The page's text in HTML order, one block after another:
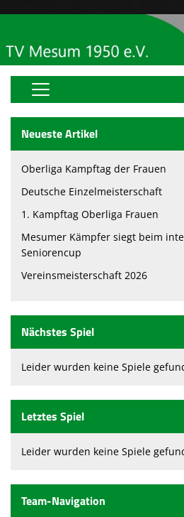
Home
OGS
Vereinsjugend
Über uns
Videos
Neueste Artikel
Oberliga Kampftag der Frauen
Deutsche Einzelmeisterschaft
1. Kampftag Oberliga Frauen
Mesumer Kämpfer siegt beim
Seniorencup
Vereinsmeisterschaft 2026
Nächstes Spiel
Leider wurden keine Spiele
Letztes Spiel
Leider wurden keine Spiele
Team-Navigation